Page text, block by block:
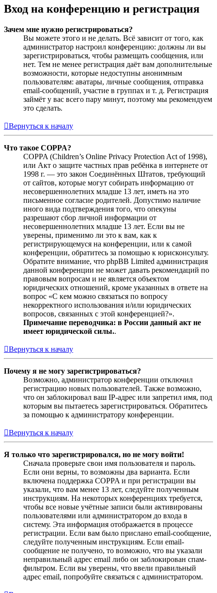
Вход на конференцию и регистрация
Зачем мне нужно регистрироваться?
Вы можете этого и не делать. Всё зависит от того, как
администратор настроил конференцию: должны ли вы
зарегистрироваться, чтобы размещать сообщения, или
нет. Тем не менее регистрация даёт вам дополнительные
возможности, которые недоступны анонимным
пользователям: аватары, личные сообщения, отправка
email-сообщений, участие в группах и т. д. Регистрация
займёт у вас всего пару минут, поэтому мы рекомендуем
это сделать.
Вернуться к началу
Что такое COPPA?
COPPA (Children’s Online Privacy Protection Act of 1998),
или Акт о защите частных прав ребёнка в интернете от
1998 г. — это закон Соединённых Штатов, требующий
от сайтов, которые могут собирать информацию от
несовершеннолетних младше 13 лет, иметь на это
письменное согласие родителей. Допустимо наличие
иного вида подтверждения того, что опекуны
разрешают сбор личной информации от
несовершеннолетних младше 13 лет. Если вы не
уверены, применимо ли это к вам, как к
регистрирующемуся на конференции, или к самой
конференции, обратитесь за помощью к юрисконсульту.
Обратите внимание, что phpBB Limited администрация
данной конференции не может давать рекомендаций по
правовым вопросам и не является объектом
юридических отношений, кроме указанных в ответе на
вопрос «С кем можно связаться по вопросу
некорректного использования и/или юридических
вопросов, связанных с этой конференцией?».
Примечание переводчика: в России данный акт не
имеет юридической силы..
Вернуться к началу
Почему я не могу зарегистрироваться?
Возможно, администратор конференции отключил
регистрацию новых пользователей. Также возможно,
что он заблокировал ваш IP-адрес или запретил имя, под
которым вы пытаетесь зарегистрироваться. Обратитесь
за помощью к администратору конференции.
Вернуться к началу
Я только что зарегистрировался, но не могу войти!
Сначала проверьте свои имя пользователя и пароль.
Если они верны, то возможны два варианта. Если
включена поддержка COPPA и при регистрации вы
указали, что вам менее 13 лет, следуйте полученным
инструкциям. На некоторых конференциях требуется,
чтобы все новые учётные записи были активированы
пользователями или администратором до входа в
систему. Эта информация отображается в процессе
регистрации. Если вам было прислано email-сообщение,
следуйте полученным инструкциям. Если email-
сообщение не получено, то возможно, что вы указали
неправильный адрес email либо он заблокирован спам-
фильтром. Если вы уверены, что ввели правильный
адрес email, попробуйте связаться с администратором.